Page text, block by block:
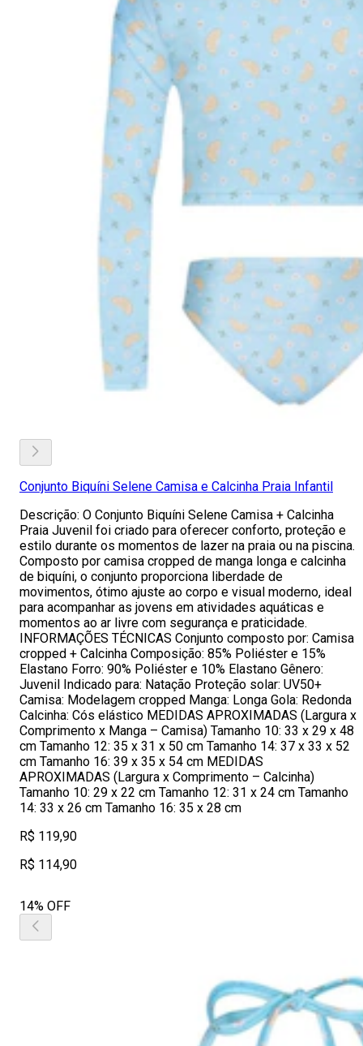
Conjunto Biquíni Selene Camisa e Calcinha Praia Infantil
Descrição: O Conjunto Biquíni Selene Camisa + Calcinha
Praia Juvenil foi criado para oferecer conforto, proteção e
estilo durante os momentos de lazer na praia ou na piscina.
Composto por camisa cropped de manga longa e calcinha
de biquíni, o conjunto proporciona liberdade de
movimentos, ótimo ajuste ao corpo e visual moderno, ideal
para acompanhar as jovens em atividades aquáticas e
momentos ao ar livre com segurança e praticidade.
INFORMAÇÕES TÉCNICAS Conjunto composto por: Camisa
cropped + Calcinha Composição: 85% Poliéster e 15%
Elastano Forro: 90% Poliéster e 10% Elastano Gênero:
Juvenil Indicado para: Natação Proteção solar: UV50+
Camisa: Modelagem cropped Manga: Longa Gola: Redonda
Calcinha: Cós elástico MEDIDAS APROXIMADAS (Largura x
Comprimento x Manga – Camisa) Tamanho 10: 33 x 29 x 48
cm Tamanho 12: 35 x 31 x 50 cm Tamanho 14: 37 x 33 x 52
cm Tamanho 16: 39 x 35 x 54 cm MEDIDAS
APROXIMADAS (Largura x Comprimento – Calcinha)
Tamanho 10: 29 x 22 cm Tamanho 12: 31 x 24 cm Tamanho
14: 33 x 26 cm Tamanho 16: 35 x 28 cm
R$ 119,90
R$ 114,90
14% OFF